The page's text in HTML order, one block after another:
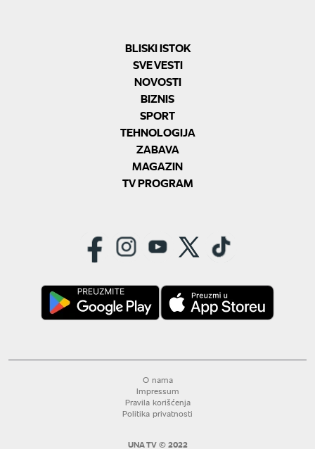
BLISKI ISTOK
SVE VESTI
NOVOSTI
BIZNIS
SPORT
TEHNOLOGIJA
ZABAVA
MAGAZIN
TV PROGRAM
O nama
Impressum
Pravila korišćenja
Politika privatnosti
UNA TV © 2022